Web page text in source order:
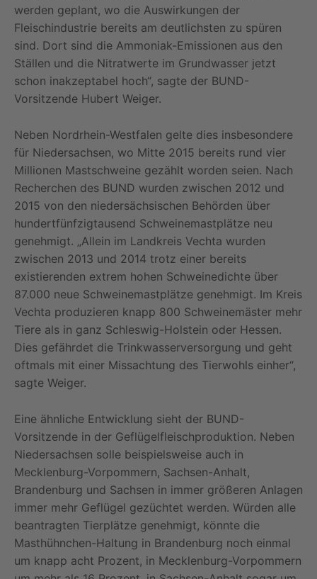
werden geplant, wo die Auswirkungen der
Fleischindustrie bereits am deutlichsten zu spüren
sind. Dort sind die Ammoniak-Emissionen aus den
Ställen und die Nitratwerte im Grundwasser jetzt
schon inakzeptabel hoch“, sagte der BUND-
Vorsitzende Hubert Weiger.
Neben Nordrhein-Westfalen gelte dies insbesondere
für Niedersachsen, wo Mitte 2015 bereits rund vier
Millionen Mastschweine gezählt worden seien. Nach
Recherchen des BUND wurden zwischen 2012 und
2015 von den niedersächsischen Behörden über
hundertfünfzigtausend Schweinemastplätze neu
genehmigt. „Allein im Landkreis Vechta wurden
zwischen 2013 und 2014 trotz einer bereits
existierenden extrem hohen Schweinedichte über
87.000 neue Schweinemastplätze genehmigt. Im Kreis
Vechta produzieren knapp 800 Schweinemäster mehr
Tiere als in ganz Schleswig-Holstein oder Hessen.
Dies gefährdet die Trinkwasserversorgung und geht
oftmals mit einer Missachtung des Tierwohls einher“,
sagte Weiger.
Eine ähnliche Entwicklung sieht der BUND-
Vorsitzende in der Geflügelfleischproduktion. Neben
Niedersachsen solle beispielsweise auch in
Mecklenburg-Vorpommern, Sachsen-Anhalt,
Brandenburg und Sachsen in immer größeren Anlagen
immer mehr Geflügel gezüchtet werden. Würden alle
beantragten Tierplätze genehmigt, könnte die
Masthühnchen-Haltung in Brandenburg noch einmal
um knapp acht Prozent, in Mecklenburg-Vorpommern